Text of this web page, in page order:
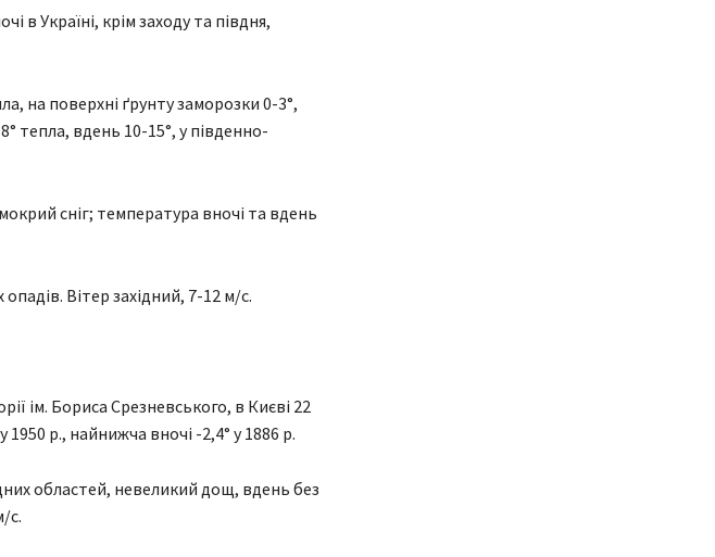
в Україні, крім заходу та півдня,
на поверхні ґрунту заморозки 0-3°,
тепла, вдень 10-15°, у південно-
сніг; температура вночі та вдень
Вітер західний, 7-12 м/с.
ім. Бориса Срезневського, в Києві 22
р., найнижча вночі -2,4° у 1886 р.
областей, невеликий дощ, вдень без
с.